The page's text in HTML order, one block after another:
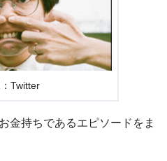
Twitter
金持ちであるエピソードをま